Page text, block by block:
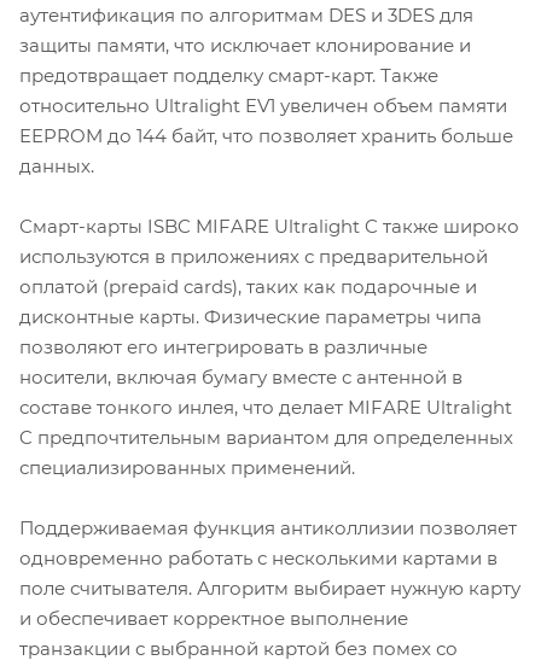
аутентификация по алгоритмам DES и 3DES для
защиты памяти, что исключает клонирование и
предотвращает подделку смарт-карт. Также
относительно Ultralight EV1 увеличен объем памяти
EEPROM до 144 байт, что позволяет хранить больше
данных.
Смарт-карты ISBC MIFARE Ultralight C также широко
используются в приложениях с предварительной
оплатой (prepaid cards), таких как подарочные и
дисконтные карты. Физические параметры чипа
позволяют его интегрировать в различные
носители, включая бумагу вместе с антенной в
составе тонкого инлея, что делает MIFARE Ultralight
C предпочтительным вариантом для определенных
специализированных применений.
Поддерживаемая функция антиколлизии позволяет
одновременно работать с несколькими картами в
поле считывателя. Алгоритм выбирает нужную карту
и обеспечивает корректное выполнение
транзакции с выбранной картой без помех со